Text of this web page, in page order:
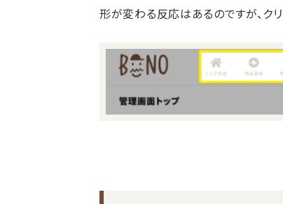
形が変わる反応はあるのですが、ク